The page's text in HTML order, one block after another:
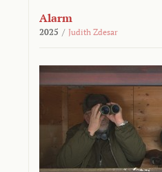
Alarm
2025 / Judith Zdesar